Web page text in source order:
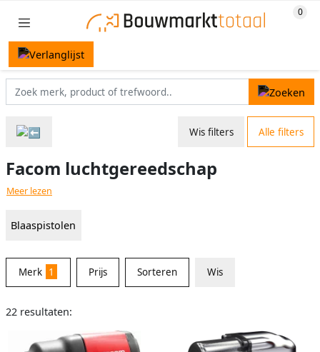
Wis filters Alle filters
Facom luchtgereedschap
Meer lezen
Blaaspistolen
Merk 1 Prijs Sorteren Wis
22 resultaten: